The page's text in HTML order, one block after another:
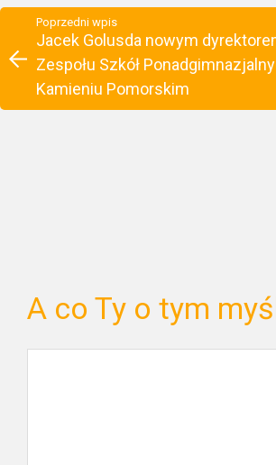
Poprzedni wpis
Jacek Golusda nowym
Zespołu Szkół
Kamieniu Pomorskim
A co Ty o tym